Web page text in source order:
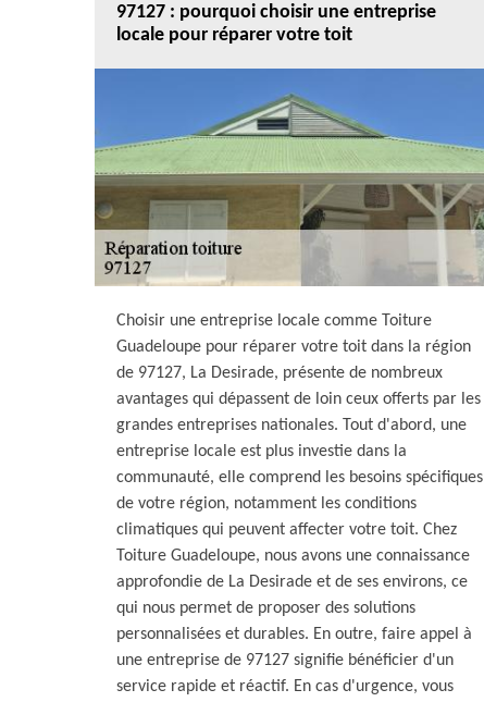
97127 : pourquoi choisir une entreprise
locale pour réparer votre toit
Choisir une entreprise locale comme Toiture
Guadeloupe pour réparer votre toit dans la région
de 97127, La Desirade, présente de nombreux
avantages qui dépassent de loin ceux offerts par les
grandes entreprises nationales. Tout d'abord, une
entreprise locale est plus investie dans la
communauté, elle comprend les besoins spécifiques
de votre région, notamment les conditions
climatiques qui peuvent affecter votre toit. Chez
Toiture Guadeloupe, nous avons une connaissance
approfondie de La Desirade et de ses environs, ce
qui nous permet de proposer des solutions
personnalisées et durables. En outre, faire appel à
une entreprise de 97127 signifie bénéficier d'un
service rapide et réactif. En cas d'urgence, vous